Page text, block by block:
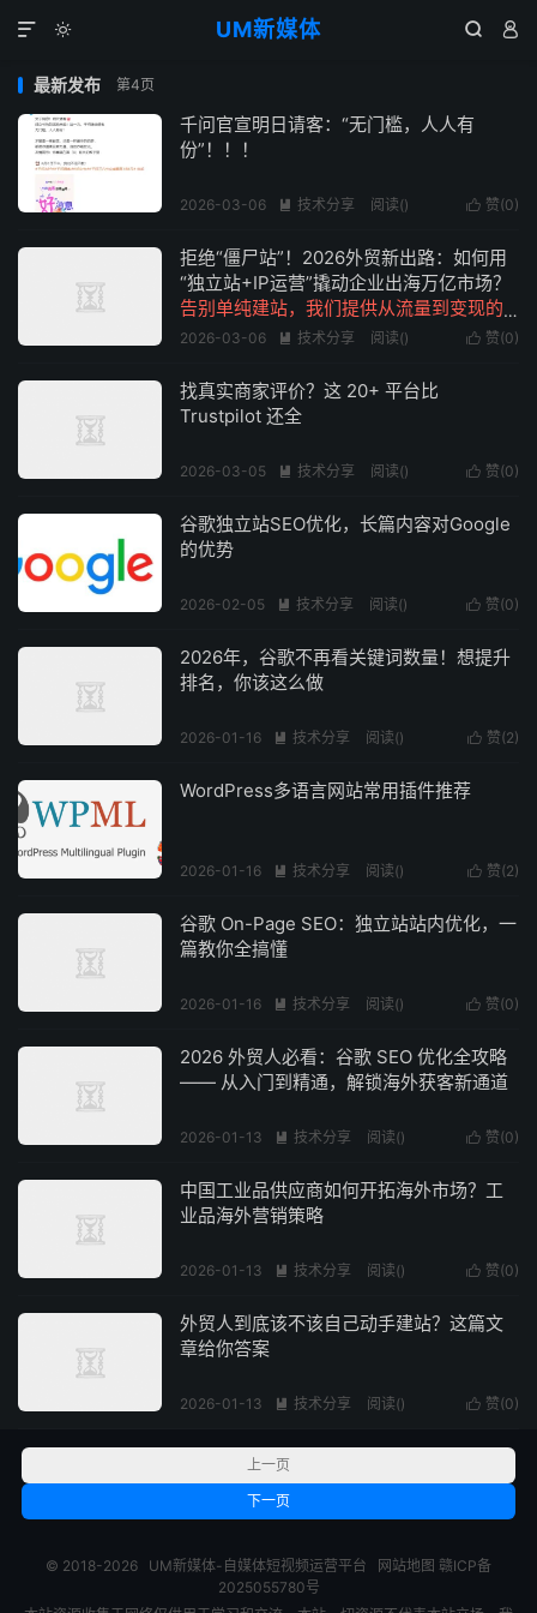
UM新媒体
  

最新发布 第4页
千问官宣明日请客：“无门槛，人人有
份”！！！
 赞(0)
2026-03-06  技术分享 阅读()
拒绝“僵尸站”！2026外贸新出路：如何用
“独立站+IP运营”撬动企业出海万亿市场？
告别单纯建站，我们提供从流量到变现的
全链路出海解决方案
 赞(0)
2026-03-06  技术分享 阅读()
找真实商家评价？这 20+ 平台比
Trustpilot 还全
 赞(0)
2026-03-05  技术分享 阅读()
谷歌独立站SEO优化，长篇内容对Google
的优势
 赞(0)
2026-02-05  技术分享 阅读()
2026年，谷歌不再看关键词数量！想提升
排名，你该这么做
 赞(2)
2026-01-16  技术分享 阅读()
WordPress多语言网站常用插件推荐
 赞(2)
2026-01-16  技术分享 阅读()
谷歌 On-Page SEO：独立站站内优化，一
篇教你全搞懂
 赞(0)
2026-01-16  技术分享 阅读()
2026 外贸人必看：谷歌 SEO 优化全攻略
—— 从入门到精通，解锁海外获客新通道
 赞(0)
2026-01-13  技术分享 阅读()
中国工业品供应商如何开拓海外市场？工
业品海外营销策略
 赞(0)
2026-01-13  技术分享 阅读()
外贸人到底该不该自己动手建站？这篇文
章给你答案
 赞(0)
2026-01-13  技术分享 阅读()
上一页
下一页
© 2018-2026 UM新媒体-自媒体短视频运营平台 网站地图 赣ICP备
2025055780号